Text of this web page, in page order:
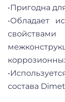
•Пригодна
•Обладает
состава